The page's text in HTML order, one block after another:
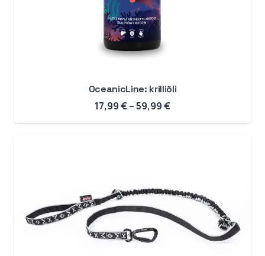
OceanicLine: krilliõli
17,99€–59,99€Hinnavahemik:
17,99 €